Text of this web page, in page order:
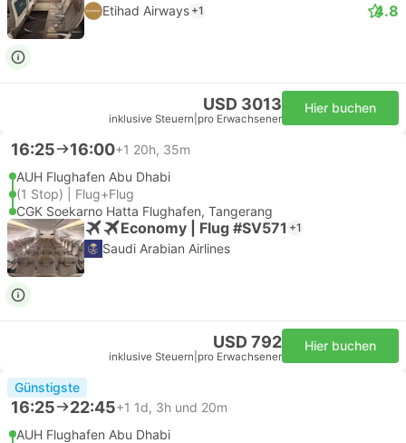
Etihad Airways +1 4.8
USD 3013
inklusive Steuern pro Erwachsener
Hier buchen
16:25 16:00+1 20h, 35m
AUH Flughafen Abu Dhabi
(1 Stop) | Flug+Flug
CGK Soekarno Hatta Flughafen, Tangerang
Economy | Flug #SV571 +1
Saudi Arabian Airlines
USD 792
inklusive Steuern pro Erwachsener
Hier buchen
Günstigste
16:25 22:45+1 1d, 3h und 20m
AUH Flughafen Abu Dhabi